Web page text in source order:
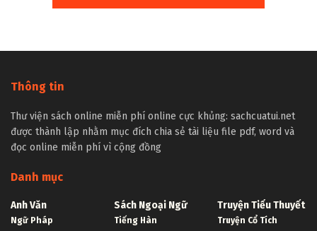
Thông tin
Thư viện sách online miễn phí online cực khủng: sachcuatui.net
được thành lập nhằm mục đích chia sẻ tài liệu file pdf, word và
đọc online miễn phí vì cộng đồng
Danh mục
Anh Văn
Ngữ Pháp
Sách Ngoại Ngữ
Tiếng Hàn
Truyện Tiểu Thuyết
Truyện Cổ Tích